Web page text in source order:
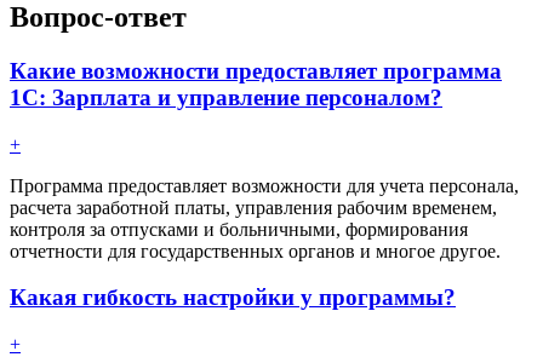
Вопрос-ответ
Какие возможности предоставляет программа
1С: Зарплата и управление персоналом?
+
Программа предоставляет возможности для учета персонала,
расчета заработной платы, управления рабочим временем,
контроля за отпусками и больничными, формирования
отчетности для государственных органов и многое другое.
Какая гибкость настройки у программы?
+